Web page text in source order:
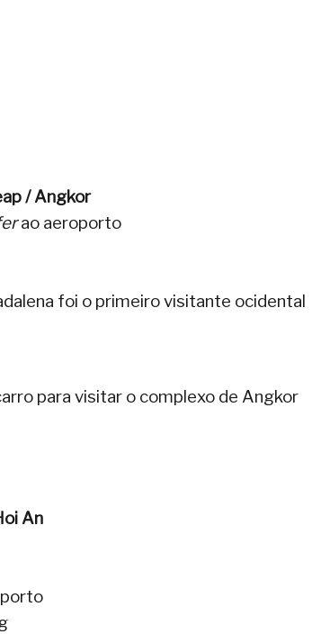
/ Angkor
ao aeroporto
foi o primeiro visitante ocidental
para visitar o complexo de Angkor
An